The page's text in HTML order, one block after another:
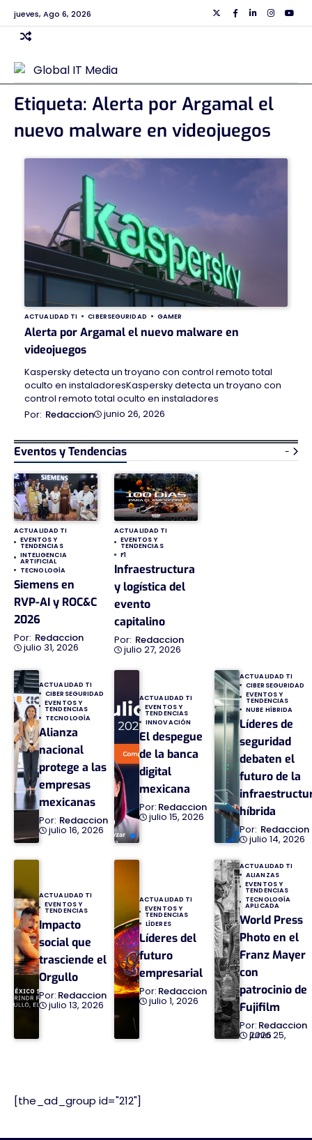
Skip
to
content
jueves, Ago 6, 2026 TwiiterFacebook
Linkedin
Etiqueta: Alerta por Argamal el
nuevo malware en videojuegos
ACTUALIDAD TI CIBERSEGURIDAD GAMER
Alerta por Argamal el nuevo malware en
videojuegos
Kaspersky detecta un troyano con control remoto total
oculto en instaladoresKaspersky detecta un troyano con
control remoto total oculto en instaladores
Redaccion
junio 26, 2026
Eventos y Tendencias -
ACTUALIDAD TI
EVENTOS Y
TENDENCIAS
INTELIGENCIA
ARTIFICIAL
TECNOLOGÍA
Siemens en
RVP-AI y ROC&C
2026
Redaccion
julio 31, 2026
ACTUALIDAD TI
EVENTOS Y
TENDENCIAS
F1
Infraestructura
y logística del
evento
capitalino
Redaccion
julio 27, 2026
ACTUALIDAD TI
CIBERSEGURIDAD
EVENTOS Y
TENDENCIAS
TECNOLOGÍA
Alianza
nacional
protege a las
empresas
mexicanas
Redaccion
julio 16, 2026
ACTUALIDAD TI
EVENTOS Y
TENDENCIAS
INNOVACIÓN
El despegue
de la banca
digital
mexicana
Redaccion
julio 15, 2026
ACTUALIDAD TI
CIBERSEGURIDAD
EVENTOS Y
TENDENCIAS
NUBE HÍBRIDA
Líderes de
seguridad
debaten el
futuro de la
híbrida
Redaccion
julio 14, 2026
ACTUALIDAD TI
EVENTOS Y
TENDENCIAS
Impacto
social que
trasciende el
Orgullo
Redaccion
julio 13, 2026
ACTUALIDAD TI
EVENTOS Y
TENDENCIAS
LÍDERES
Líderes del
futuro
empresarial
Redaccion
julio 1, 2026
ACTUALIDAD TI
ALIANZAS
EVENTOS Y
TENDENCIAS
TECNOLOGÍA
APLICADA
World Press
Photo en el
Franz Mayer
con
patrocinio de
Fujifilm
Redaccion
junio 25, 2026
[the_ad_group id="212"]